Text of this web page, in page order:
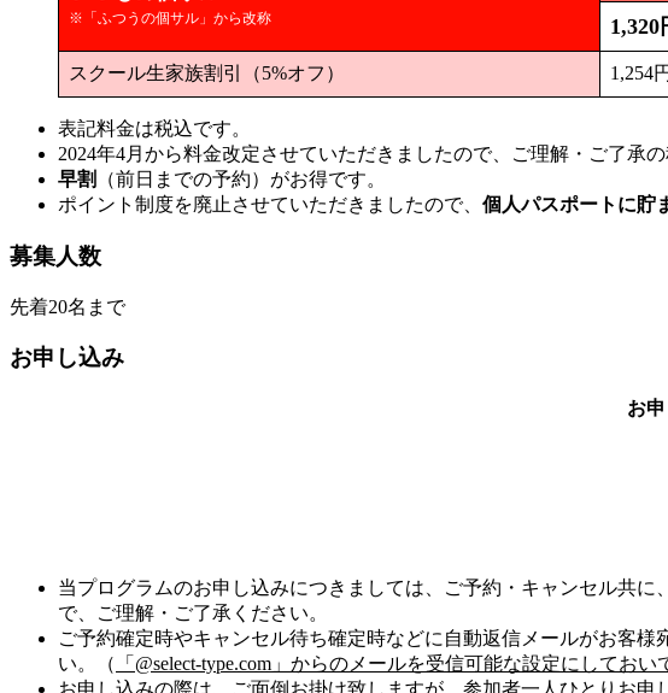
※「ふつうの個サル」から改称 1,320
スクール生家族割引（5%オフ） 1,254円
表記料金は税込です。
2024年4月から料金改定させていただきましたので、ご理解・ご了承
早割
（前日までの予約）がお得です。
ポイント制度を廃止させていただきましたので、 個人パスポートに貯
募集人数
先着20名まで
お申し込み
お
当プログラムのお申し込みにつきましては、ご予約・キャンセル共に
で、ご理解・ご了承ください。
ご予約確定時やキャンセル待ち確定時などに自動返信メールがお客
い。（
「@select-type.com」からのメールを受信可能な設定にしておい